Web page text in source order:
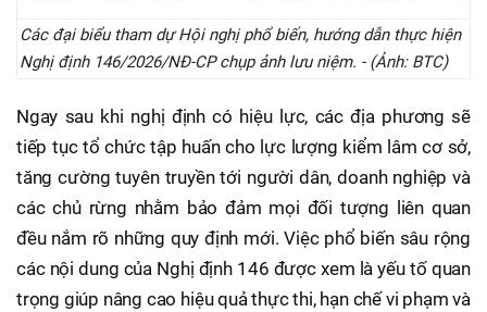
Các đại biểu tham dự Hội nghị phổ biến, hướng dẫn thực hiện
Nghị định 146/2026/NĐ-CP chụp ảnh lưu niệm. - (Ảnh: BTC)
Ngay sau khi nghị định có hiệu lực, các địa phương sẽ
tiếp tục tổ chức tập huấn cho lực lượng kiểm lâm cơ sở,
tăng cường tuyên truyền tới người dân, doanh nghiệp và
các chủ rừng nhằm bảo đảm mọi đối tượng liên quan
đều nắm rõ những quy định mới. Việc phổ biến sâu rộng
các nội dung của Nghị định 146 được xem là yếu tố quan
trọng giúp nâng cao hiệu quả thực thi, hạn chế vi phạm và